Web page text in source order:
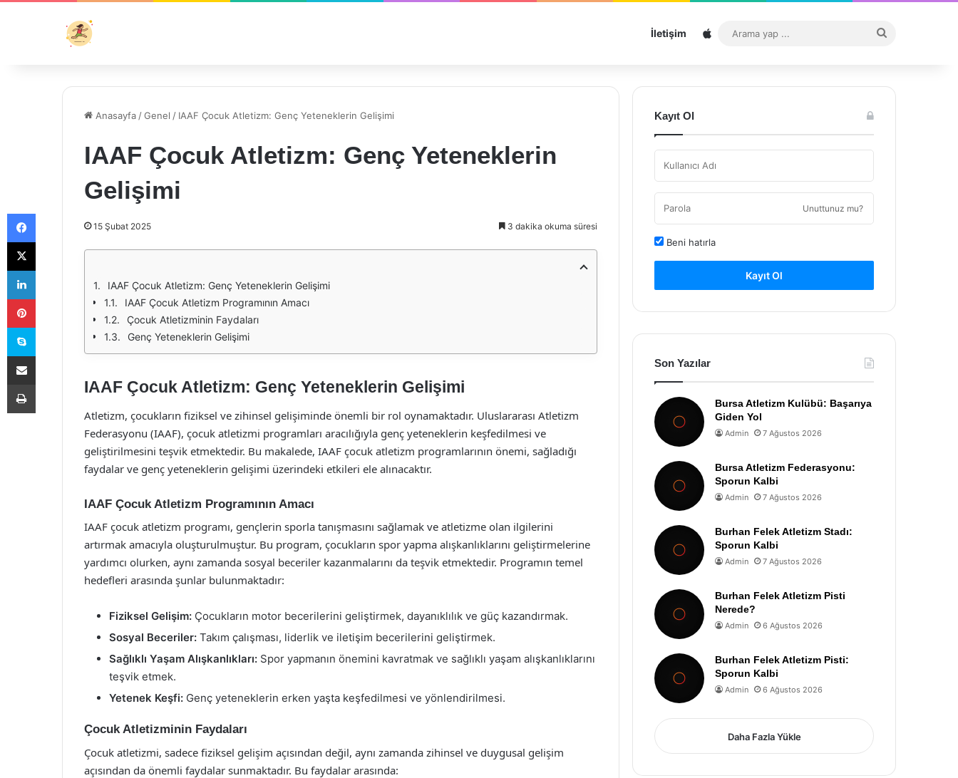
İletişim Sitemap
...
Anasayfa /Genel / IAAF Çocuk Atletizm: Genç Yeteneklerin Gelişimi
IAAF Çocuk Atletizm: Genç Yeteneklerin
Gelişimi
15 Şubat 2025 3 dakika okuma süresi
IAAF Çocuk Atletizm: Genç Yeteneklerin Gelişimi
IAAF Çocuk Atletizm Programının Amacı
Çocuk Atletizminin Faydaları
Genç Yeteneklerin Gelişimi
IAAF Çocuk Atletizm: Genç Yeteneklerin Gelişimi
Atletizm, çocukların fiziksel ve zihinsel gelişiminde önemli bir rol oynamaktadır. Uluslararası Atletizm
Federasyonu (IAAF), çocuk atletizmi programları aracılığıyla genç yeteneklerin keşfedilmesi ve
geliştirilmesini teşvik etmektedir. Bu makalede, IAAF çocuk atletizm programlarının önemi, sağladığı
faydalar ve genç yeteneklerin gelişimi üzerindeki etkileri ele alınacaktır.
IAAF Çocuk Atletizm Programının Amacı
IAAF çocuk atletizm programı, gençlerin sporla tanışmasını sağlamak ve atletizme olan ilgilerini
artırmak amacıyla oluşturulmuştur. Bu program, çocukların spor yapma alışkanlıklarını geliştirmelerine
yardımcı olurken, aynı zamanda sosyal beceriler kazanmalarını da teşvik etmektedir. Programın temel
hedefleri arasında şunlar bulunmaktadır:
Fiziksel Gelişim: Çocukların motor becerilerini geliştirmek, dayanıklılık ve güç kazandırmak.
Sosyal Beceriler: Takım çalışması, liderlik ve iletişim becerilerini geliştirmek.
Sağlıklı Yaşam Alışkanlıkları: Spor yapmanın önemini kavratmak ve sağlıklı yaşam alışkanlıklarını
teşvik etmek.
Yetenek Keşfi: Genç yeteneklerin erken yaşta keşfedilmesi ve yönlendirilmesi.
Çocuk Atletizminin Faydaları
Çocuk atletizmi, sadece fiziksel gelişim açısından değil, aynı zamanda zihinsel ve duygusal gelişim
açısından da önemli faydalar sunmaktadır. Bu faydalar arasında:
Kayıt Ol
Unuttunuz mu?
Beni hatırla
Kayıt Ol
Son Yazılar
Bursa Atletizm Kulübü: Başarıya
Giden Yol
Admin 7 Ağustos 2026
Bursa Atletizm Federasyonu:
Sporun Kalbi
Admin 7 Ağustos 2026
Burhan Felek Atletizm Stadı:
Sporun Kalbi
Admin 7 Ağustos 2026
Burhan Felek Atletizm Pisti
Nerede?
Admin 6 Ağustos 2026
Burhan Felek Atletizm Pisti:
Sporun Kalbi
Admin 6 Ağustos 2026
Daha Fazla Yükle
Facebook
X
LinkedIn
Pinterest
Skype
E-Posta ile paylaş